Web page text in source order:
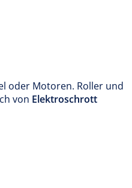
oder Motoren. Roller und
von Elektroschrott